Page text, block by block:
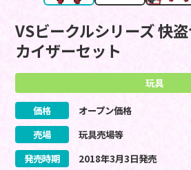
VSビークルシリーズ 快
カイザーセット
玩具
価格
オープン価格
売場
玩具売場等
発売時期
2018年3月3日発売